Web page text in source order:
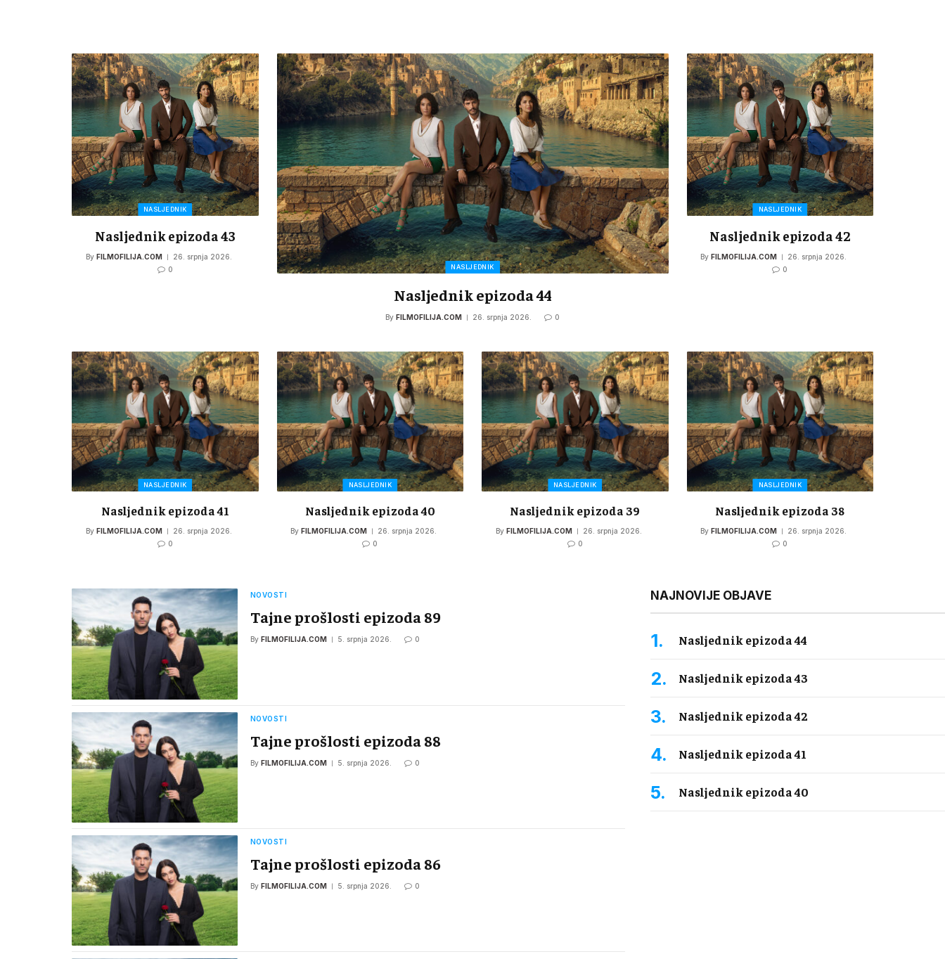
NASLJEDNIK
Nasljednik epizoda 44
By FILMOFILIJA.COM 26. srpnja 2026. 0
NASLJEDNIK
Nasljednik epizoda 43
By FILMOFILIJA.COM
26. srpnja 2026.
0
NASLJEDNIK
Nasljednik epizoda 42
By FILMOFILIJA.COM
26. srpnja 2026.
0
NASLJEDNIK
Nasljednik epizoda 41
By FILMOFILIJA.COM
26. srpnja 2026.
0
NASLJEDNIK
Nasljednik epizoda 40
By FILMOFILIJA.COM
26. srpnja 2026.
0
NASLJEDNIK
Nasljednik epizoda 39
By FILMOFILIJA.COM
26. srpnja 2026.
0
NASLJEDNIK
Nasljednik epizoda 38
By FILMOFILIJA.COM
26. srpnja 2026.
0
NOVOSTI
Tajne prošlosti epizoda 89
By FILMOFILIJA.COM 5. srpnja 2026. 0
NOVOSTI
Tajne prošlosti epizoda 88
By FILMOFILIJA.COM 5. srpnja 2026. 0
NOVOSTI
Tajne prošlosti epizoda 86
By FILMOFILIJA.COM 5. srpnja 2026. 0
NAJNOVIJE OBJAVE
Nasljednik epizoda 44
Nasljednik epizoda 43
Nasljednik epizoda 42
Nasljednik epizoda 41
Nasljednik epizoda 40